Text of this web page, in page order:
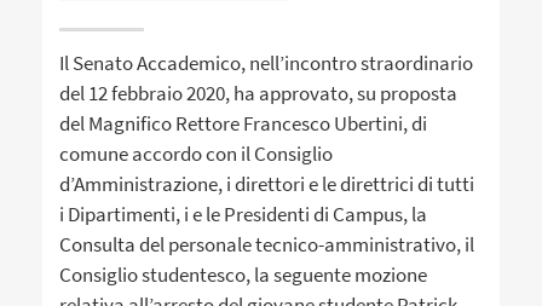
Il Senato Accademico, nell’incontro straordinario
del 12 febbraio 2020, ha approvato, su proposta
del Magnifico Rettore Francesco Ubertini, di
comune accordo con il Consiglio
d’Amministrazione, i direttori e le direttrici di tutti
i Dipartimenti, i e le Presidenti di Campus, la
Consulta del personale tecnico-amministrativo, il
Consiglio studentesco, la seguente mozione